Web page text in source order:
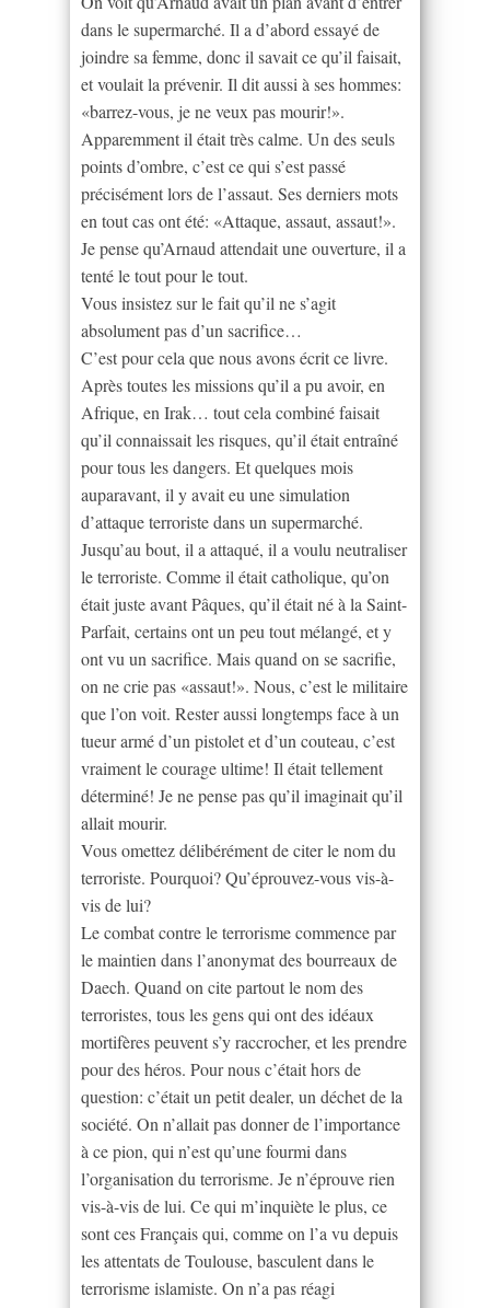
dans le supermarché. Il a d’abord essayé de
joindre sa femme, donc il savait ce qu’il faisait,
et voulait la prévenir. Il dit aussi à ses hommes:
«barrez-vous, je ne veux pas mourir!».
Apparemment il était très calme. Un des seuls
points d’ombre, c’est ce qui s’est passé
précisément lors de l’assaut. Ses derniers mots
en tout cas ont été: «Attaque, assaut, assaut!».
Je pense qu’Arnaud attendait une ouverture, il a
tenté le tout pour le tout.
Vous insistez sur le fait qu’il ne s’agit
absolument pas d’un sacrifice…
C’est pour cela que nous avons écrit ce livre.
Après toutes les missions qu’il a pu avoir, en
Afrique, en Irak… tout cela combiné faisait
qu’il connaissait les risques, qu’il était entraîné
pour tous les dangers. Et quelques mois
auparavant, il y avait eu une simulation
d’attaque terroriste dans un supermarché.
Jusqu’au bout, il a attaqué, il a voulu neutraliser
le terroriste. Comme il était catholique, qu’on
était juste avant Pâques, qu’il était né à la Saint-
Parfait, certains ont un peu tout mélangé, et y
ont vu un sacrifice. Mais quand on se sacrifie,
on ne crie pas «assaut!». Nous, c’est le militaire
que l’on voit. Rester aussi longtemps face à un
tueur armé d’un pistolet et d’un couteau, c’est
vraiment le courage ultime! Il était tellement
déterminé! Je ne pense pas qu’il imaginait qu’il
allait mourir.
Vous omettez délibérément de citer le nom du
terroriste. Pourquoi? Qu’éprouvez-vous vis-à-
vis de lui?
Le combat contre le terrorisme commence par
le maintien dans l’anonymat des bourreaux de
Daech. Quand on cite partout le nom des
terroristes, tous les gens qui ont des idéaux
mortifères peuvent s’y raccrocher, et les prendre
pour des héros. Pour nous c’était hors de
question: c’était un petit dealer, un déchet de la
société. On n’allait pas donner de l’importance
à ce pion, qui n’est qu’une fourmi dans
l’organisation du terrorisme. Je n’éprouve rien
vis-à-vis de lui. Ce qui m’inquiète le plus, ce
sont ces Français qui, comme on l’a vu depuis
les attentats de Toulouse, basculent dans le
terrorisme islamiste. On n’a pas réagi